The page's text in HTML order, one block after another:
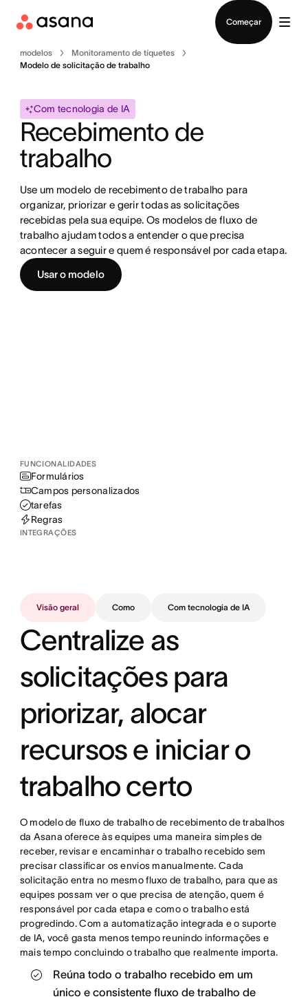
Começar
modelos
Monitoramento de tíquetes
Modelo de solicitação de trabalho
Com tecnologia de IA
Recebimento de
trabalho
Use um modelo de recebimento de trabalho para
organizar, priorizar e gerir todas as solicitações
recebidas pela sua equipe. Os modelos de fluxo de
trabalho ajudam todos a entender o que precisa
acontecer a seguir e quem é responsável por cada etapa.
Usar o modelo
FUNCIONALIDADES
Formulários
Campos personalizados
tarefas
Regras
INTEGRAÇÕES
Visão geral Como Com tecnologia de IA
Centralize as
solicitações para
priorizar, alocar
recursos e iniciar o
trabalho certo
O modelo de fluxo de trabalho de recebimento de trabalhos
da Asana oferece às equipes uma maneira simples de
receber, revisar e encaminhar o trabalho recebido sem
precisar classificar os envios manualmente. Cada
solicitação entra no mesmo fluxo de trabalho, para que as
equipes possam ver o que precisa de atenção, quem é
responsável por cada etapa e como o trabalho está
progredindo. Com a automatização integrada e o suporte
de IA, você gasta menos tempo reunindo informações e
mais tempo concluindo o trabalho que realmente importa.
Reúna todo o trabalho recebido em um
único e consistente fluxo de trabalho de